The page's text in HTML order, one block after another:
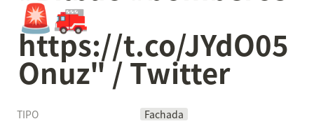
🚨🚒
https://t.co/JYdO05
Onuz" / Twitter
TIPO
Fachada